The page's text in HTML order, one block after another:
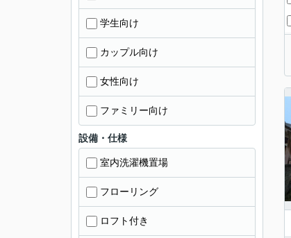
学生向け
カップル向け
女性向け
ファミリー向け
設備・仕様
室内洗濯機置場
フローリング
ロフト付き